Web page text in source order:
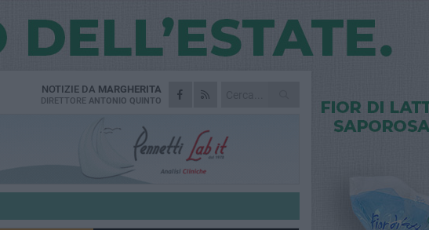
NOTIZIE DA MARGHERITA
DIRETTORE ANTONIO QUINTO